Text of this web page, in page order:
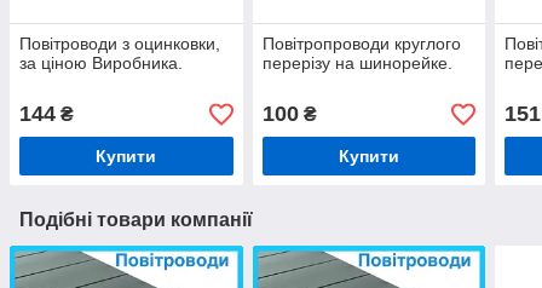
Повітроводи з оцинковки,
за ціною Виробника.
144 ₴
Купити
Повітропроводи круглого
перерізу на шинорейке.
100₴
Купити
151
Подібні товари компанії